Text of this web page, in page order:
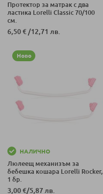
Протектор за матрак с два
ластика Lorelli Classic 70/100
см.
6,50 € /12,71 лв.
Ново
НАЛИЧНО
Люлеещ механизъм за
бебешка кошара Lorelli Rocker,
1 бр.
3,00 €/5,87 лв.